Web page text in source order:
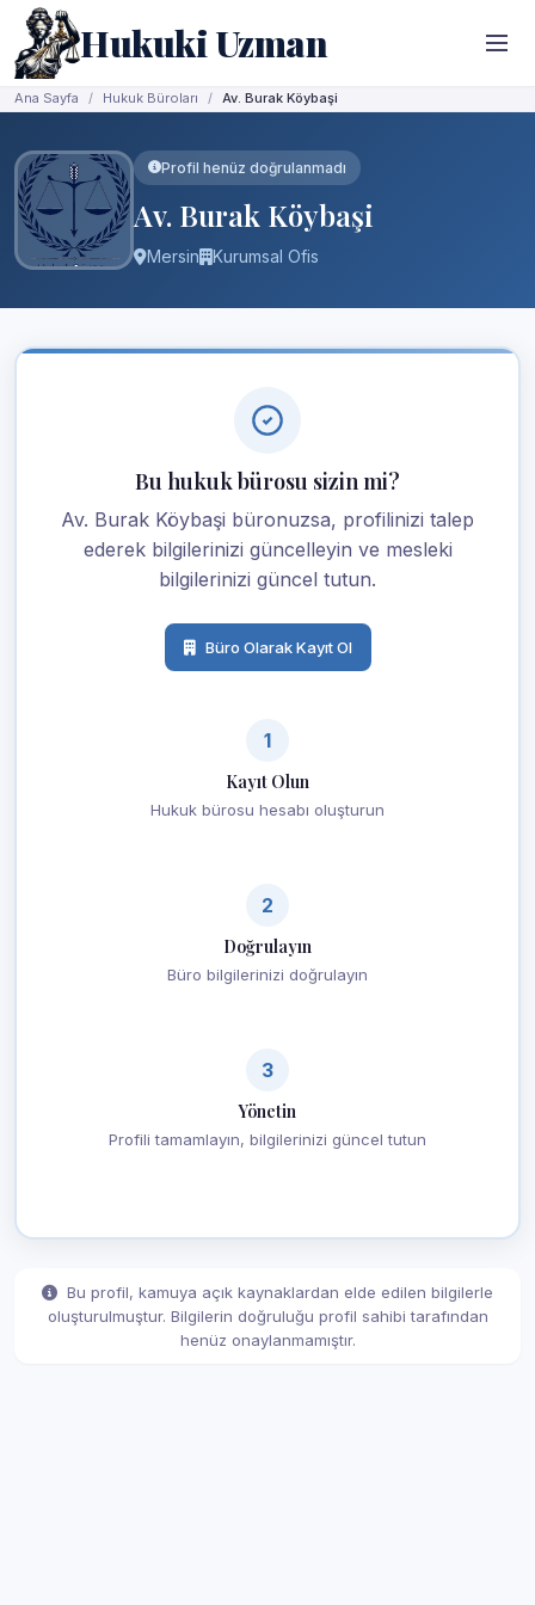
Hukuki Uzman
Ana Sayfa Hukuk Büroları Av. Burak Köybaşi
Profil henüz doğrulanmadı
Av. Burak Köybaşi
Mersin Kurumsal Ofis
Bu hukuk bürosu sizin mi?
Av. Burak Köybaşi büronuzsa, profilinizi talep
ederek bilgilerinizi güncelleyin ve mesleki
bilgilerinizi güncel tutun.
Büro Olarak Kayıt Ol
1
Kayıt Olun
Hukuk bürosu hesabı oluşturun
2
Doğrulayın
Büro bilgilerinizi doğrulayın
3
Yönetin
Profili tamamlayın, bilgilerinizi güncel tutun
Bu profil, kamuya açık kaynaklardan elde edilen bilgilerle
oluşturulmuştur. Bilgilerin doğruluğu profil sahibi tarafından
henüz onaylanmamıştır.